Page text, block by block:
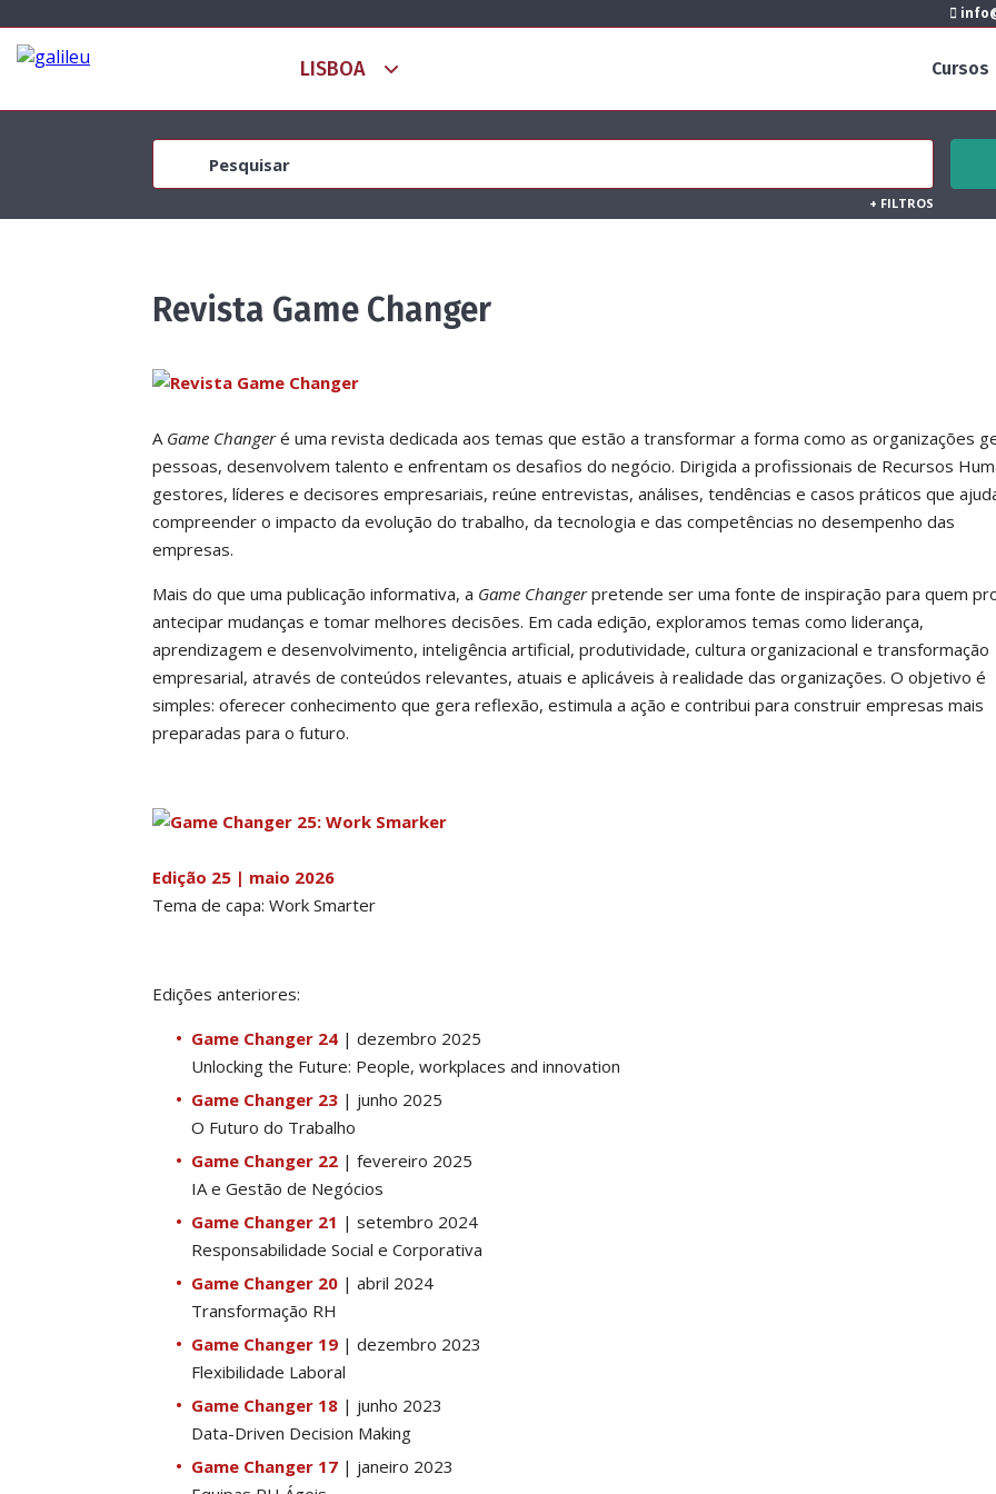
Cursos
+ FILTROS
Revista Game Changer
A Game Changeré uma revista dedicada aos temas que estão a transformar a forma como as organizações
pessoas, desenvolvem talento e enfrentam os desafios do negócio. Dirigida a profissionais de Recursos
gestores, líderes e decisores empresariais, reúne entrevistas, análises, tendências e casos práticos que
compreender o impacto da evolução do trabalho, da tecnologia e das competências no desempenho das
empresas.
Mais do que uma publicação informativa, a Game Changerpretende ser uma fonte de inspiração para quem
antecipar mudanças e tomar melhores decisões. Em cada edição, exploramos temas como liderança,
aprendizagem e desenvolvimento, inteligência artificial, produtividade, cultura organizacional e transformação
empresarial, através de conteúdos relevantes, atuais e aplicáveis à realidade das organizações. O objetivo é
simples: oferecer conhecimento que gera reflexão, estimula a ação e contribui para construir empresas mais
preparadas para o futuro.
Edição 25 | maio 2026
Tema de capa: Work Smarter
Edições anteriores:
Game Changer 24 | dezembro 2025
Unlocking the Future: People, workplaces and innovation
Game Changer 23 | junho 2025
O Futuro do Trabalho
Game Changer 22 | fevereiro 2025
IA e Gestão de Negócios
Game Changer 21 | setembro 2024
Responsabilidade Social e Corporativa
Game Changer 20 | abril 2024
Transformação RH
Game Changer 19 | dezembro 2023
Flexibilidade Laboral
Game Changer 18 | junho 2023
Data-Driven Decision Making
Game Changer 17 | janeiro 2023